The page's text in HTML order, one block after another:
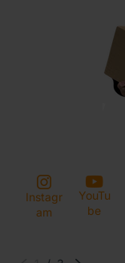
Instagr
am
YouTu
be